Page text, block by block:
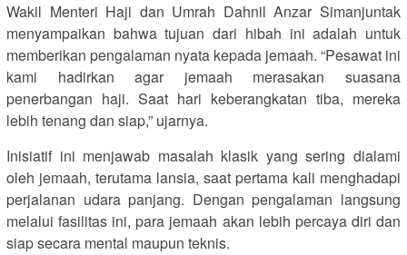
Wakil Menteri Haji dan Umrah Dahnil Anzar Simanjuntak
menyampaikan bahwa tujuan dari hibah ini adalah untuk
memberikan pengalaman nyata kepada jemaah. “Pesawat ini
kami hadirkan agar jemaah merasakan suasana
penerbangan haji. Saat hari keberangkatan tiba, mereka
lebih tenang dan siap,” ujarnya.
Inisiatif ini menjawab masalah klasik yang sering dialami
oleh jemaah, terutama lansia, saat pertama kali menghadapi
perjalanan udara panjang. Dengan pengalaman langsung
melalui fasilitas ini, para jemaah akan lebih percaya diri dan
siap secara mental maupun teknis.